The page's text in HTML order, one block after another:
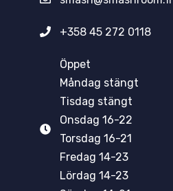
+358 45 272 0118
Öppet
Måndag stängt
Tisdag stängt
Onsdag 16-22
Torsdag 16-21
Fredag 14-23
Lördag 14-23